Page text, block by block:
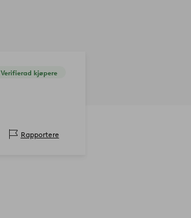
Verifierad kjøpere
Rapportere